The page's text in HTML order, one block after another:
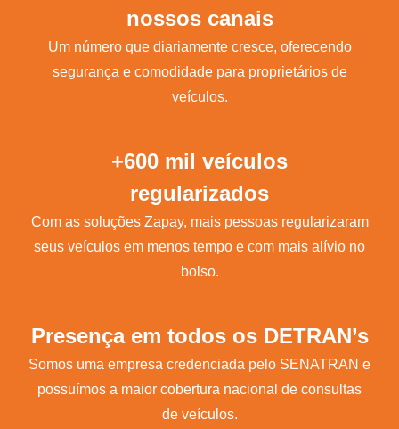
nossos canais
Um número que diariamente cresce, oferecendo
segurança e comodidade para proprietários de
veículos.
+600 mil veículos
regularizados
Com as soluções Zapay, mais pessoas regularizaram
seus veículos em menos tempo e com mais alívio no
bolso.
Presença em todos os DETRAN’s
Somos uma empresa credenciada pelo SENATRAN e
possuímos a maior cobertura nacional de consultas
de veículos.